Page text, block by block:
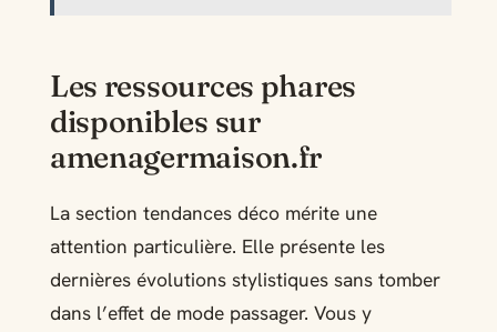
Les ressources phares
disponibles sur
amenagermaison.fr
La section tendances déco mérite une
attention particulière. Elle présente les
dernières évolutions stylistiques sans tomber
dans l’effet de mode passager. Vous y